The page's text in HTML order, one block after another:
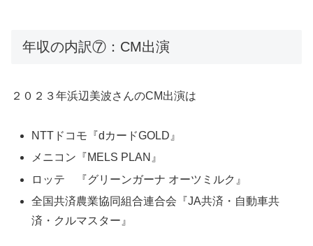
年収の内訳⑦：CM出演
２０２３年浜辺美波さんのCM出演は
NTTドコモ『dカードGOLD』
メニコン『MELS PLAN』
ロッテ 『グリーンガーナ オーツミルク』
全国共済農業協同組合連合会『JA共済・自動車共
済・クルマスター』